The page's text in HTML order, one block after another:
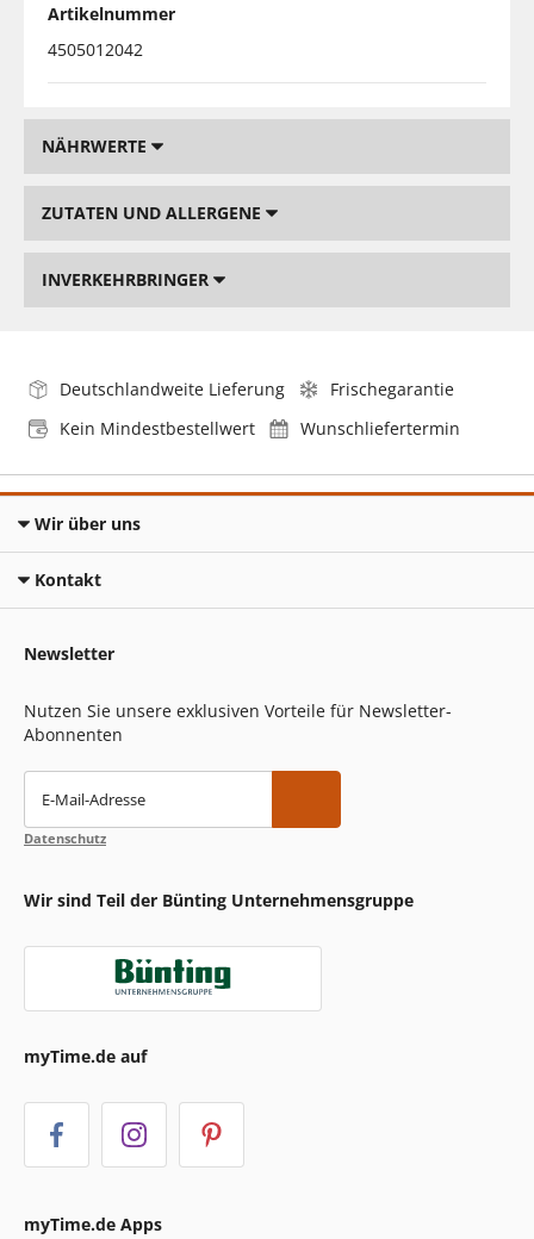
Artikelnummer
4505012042
NÄHRWERTE
ZUTATEN UND ALLERGENE
INVERKEHRBRINGER
Deutschlandweite Lieferung
Frischegarantie
Kein Mindestbestellwert
Wunschliefertermin
Wir über uns
Kontakt
Newsletter
Nutzen Sie unsere exklusiven Vorteile für Newsletter-
Abonnenten
E-Mail-Adresse
Datenschutz
Wir sind Teil der Bünting Unternehmensgruppe
myTime.de auf
myTime.de Apps